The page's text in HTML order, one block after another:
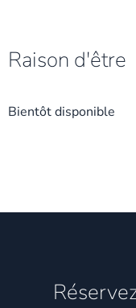
Raison d'être
Bientôt disponible